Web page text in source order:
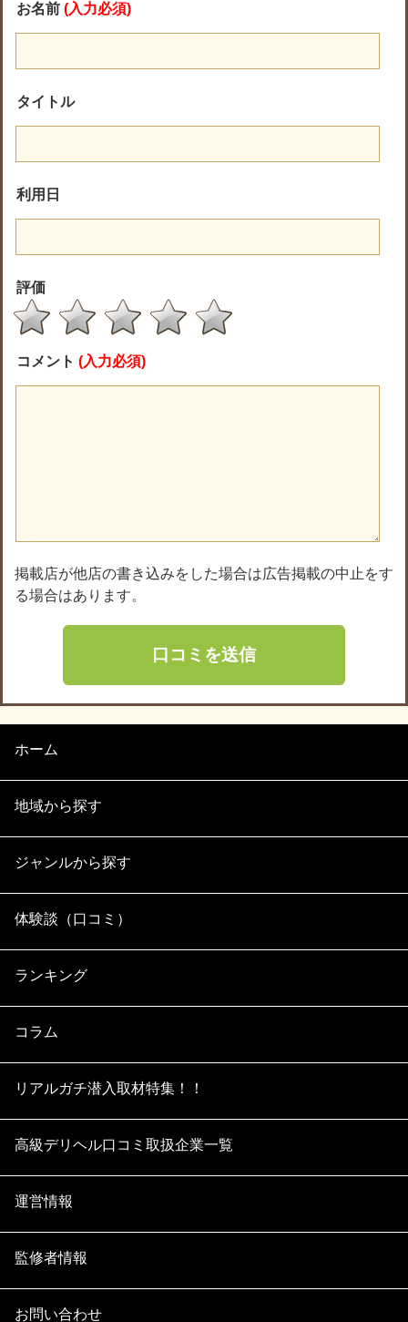
お名前 (入力必須)
タイトル
利用日
評価
コメント (入力必須)
掲載店が他店の書き込みをした場合は広告掲載の中止をす
る場合はあります。
ホーム
地域から探す
ジャンルから探す
体験談（口コミ）
ランキング
コラム
リアルガチ潜入取材特集！！
高級デリヘル口コミ取扱企業一覧
運営情報
監修者情報
お問い合わせ